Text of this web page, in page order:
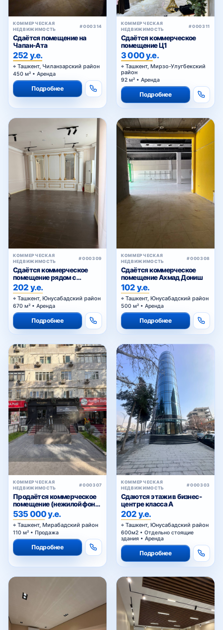
КОММЕРЧЕСКАЯ
НЕДВИЖИМОСТЬ
#000314
Сдаётся помещение на
Чапан-Ата
252 у.е.
Ташкент, Чиланзарский район
450 м² • Аренда
Подробнее
КОММЕРЧЕСКАЯ
НЕДВИЖИМОСТЬ
#000311
Сдаётся коммерческое
помещение Ц1
3 000 у.е.
Ташкент, Мирзо-Улугбекский
район
92 м² • Аренда
Подробнее
КОММЕРЧЕСКАЯ
НЕДВИЖИМОСТЬ
#000309
Сдаётся коммерческое
помещение рядом с
Алайским
202 у.е.
Ташкент, Юнусабадский район
670 м² • Аренда
Подробнее
КОММЕРЧЕСКАЯ
НЕДВИЖИМОСТЬ
#000308
Сдаётся коммерческое
помещение Ахмад Дониш
102 у.е.
Ташкент, Юнусабадский район
500 м² • Аренда
Подробнее
КОММЕРЧЕСКАЯ
НЕДВИЖИМОСТЬ
#000307
Продаётся коммерческое
помещение (нежилой фонд)
Чехова
535 000 у.е.
Ташкент, Мирабадский район
110 м² • Продажа
Подробнее
КОММЕРЧЕСКАЯ
НЕДВИЖИМОСТЬ
#000303
Сдаются этажи в бизнес-
центре класса A
202 у.е.
Ташкент, Юнусабадский район
600м2 • Отдельно стоящие
здания • Аренда
Подробнее